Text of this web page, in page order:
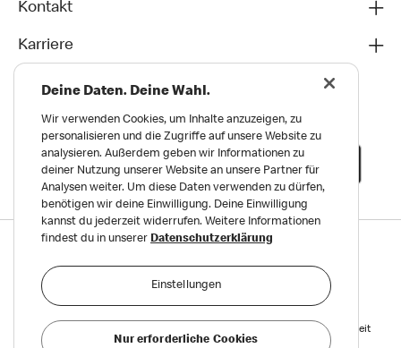
Kontakt
Karriere
Datenschutz
Reports on Human and Environmental Rights Erklärung zur Barrierefreiheit
Deine Daten. Deine Wahl.
Wir verwenden Cookies, um Inhalte anzuzeigen, zu
personalisieren und die Zugriffe auf unsere Website zu
analysieren. Außerdem geben wir Informationen zu
deiner Nutzung unserer Website an unsere Partner für
Analysen weiter. Um diese Daten verwenden zu dürfen,
benötigen wir deine Einwilligung. Deine Einwilligung
kannst du jederzeit widerrufen. Weitere Informationen
findest du in unserer Datenschutzerklärung
Einstellungen
Nur erforderliche Cookies